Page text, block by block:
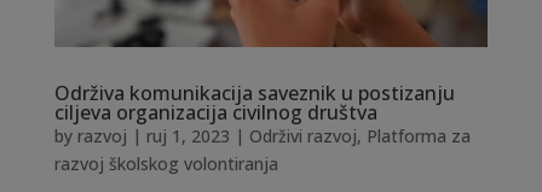
Održiva komunikacija saveznik u postizanju
ciljeva organizacija civilnog društva
by razvoj | ruj 1, 2023 | Održivi razvoj, Platforma za
razvoj školskog volontiranja